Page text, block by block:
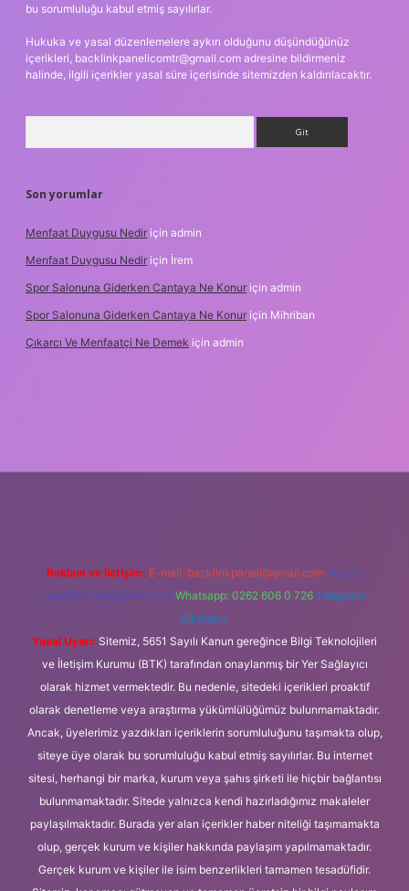
bu sorumluluğu kabul etmiş sayılırlar.
Hukuka ve yasal düzenlemelere aykırı olduğunu düşündüğünüz
içerikleri, backlinkpanelicomtr@gmail.com adresine bildirmeniz
halinde, ilgili içerikler yasal süre içerisinde sitemizden kaldırılacaktır.
Son yorumlar
Menfaat Duygusu Nedir için admin
Menfaat Duygusu Nedir için İrem
Spor Salonuna Giderken Cantaya Ne Konur için admin
Spor Salonuna Giderken Cantaya Ne Konur için Mihriban
Çıkarcı Ve Menfaatçi Ne Demek için admin
Reklam ve İletişim: E-mail: backlinkpaneli@gmail.com Teams:
forumhizmeti@gmail.com Whatsapp: 0262 606 0 726 Telegram:
@karabul
Yasal Uyarı: Sitemiz, 5651 Sayılı Kanun gereğince Bilgi Teknolojileri
ve İletişim Kurumu (BTK) tarafından onaylanmış bir Yer Sağlayıcı
olarak hizmet vermektedir. Bu nedenle, sitedeki içerikleri proaktif
olarak denetleme veya araştırma yükümlülüğümüz bulunmamaktadır.
Ancak, üyelerimiz yazdıkları içeriklerin sorumluluğunu taşımakta olup,
siteye üye olarak bu sorumluluğu kabul etmiş sayılırlar. Bu internet
sitesi, herhangi bir marka, kurum veya şahıs şirketi ile hiçbir bağlantısı
bulunmamaktadır. Sitede yalnızca kendi hazırladığımız makaleler
paylaşılmaktadır. Burada yer alan içerikler haber niteliği taşımamakta
olup, gerçek kurum ve kişiler hakkında paylaşım yapılmamaktadır.
Gerçek kurum ve kişiler ile isim benzerlikleri tamamen tesadüfidir.